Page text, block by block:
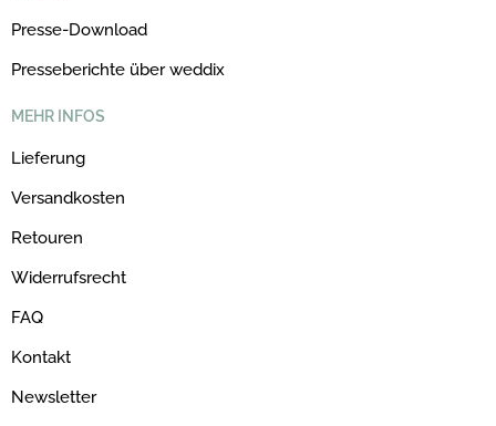
Presse-Download
Presseberichte über weddix
MEHR INFOS
Lieferung
Versandkosten
Retouren
Widerrufsrecht
FAQ
Kontakt
Newsletter